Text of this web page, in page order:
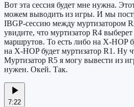
Вот эта сессия будет мне нужна.
можем выводить из игры. И мы
IBGP-сессию между муртизатором
увидите, что муртизатор R4
маршрутов. То есть либо на X-HOP
на X-HOP будет муртизатор R1. Ну
Муртизатор R5 я могу вывести из
нужен. Окей. Так.
7:22